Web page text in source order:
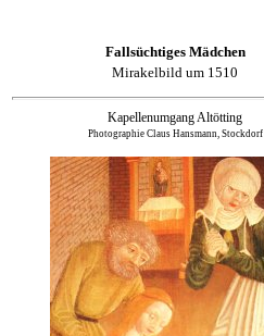
Fallsüchtiges Mädchen
Mirakelbild um 1510
Kapellenumgang Altötting
Photographie Claus Hansmann, Stockdorf